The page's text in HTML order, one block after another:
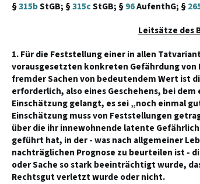
§315bStGB; §315cStGB; §96AufenthG; §
Leitsätze des
1. Für die Feststellung einer in allen
vorausgesetzten konkreten Gefährdung von
fremder Sachen von bedeutendem Wert ist
erforderlich, also eines Geschehens, bei
Einschätzung gelangt, es sei „noch einmal
Einschätzung muss von Feststellungen
über die ihr innewohnende latente
geführt hat, in der - was nach allgemeiner
nachträglichen Prognose zu beurteilen ist -
oder Sache so stark beeinträchtigt wurde,
Rechtsgut verletzt wurde oder nicht.